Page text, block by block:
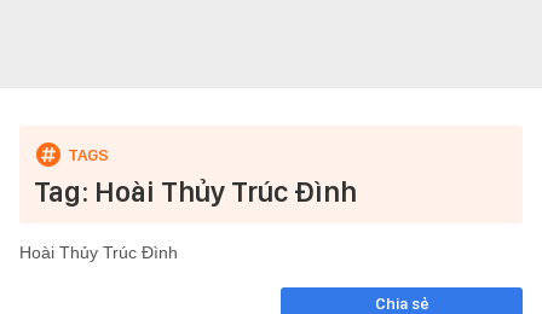
Tag: Hoài Thủy Trúc Đình
Hoài Thủy Trúc Đình
Chia sẻ